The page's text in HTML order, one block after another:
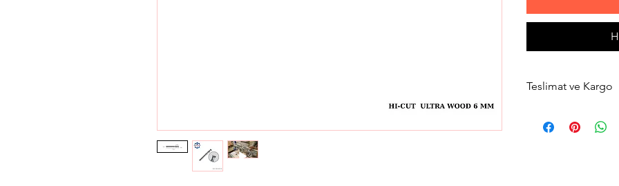
Teslimat ve Kargo
gün içerisinde